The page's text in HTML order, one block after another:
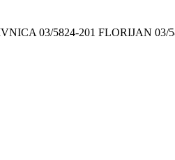
03/5824-201 FLORIJAN 03/